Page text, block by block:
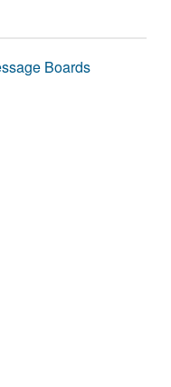
Boards